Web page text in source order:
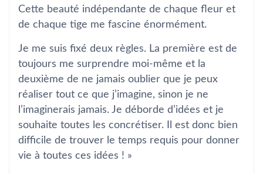
Cette beauté indépendante de chaque fleur et
de chaque tige me fascine énormément.
Je me suis fixé deux règles. La première est de
toujours me surprendre moi-même et la
deuxième de ne jamais oublier que je peux
réaliser tout ce que j’imagine, sinon je ne
l’imaginerais jamais. Je déborde d’idées et je
souhaite toutes les concrétiser. Il est donc bien
difficile de trouver le temps requis pour donner
vie à toutes ces idées ! »